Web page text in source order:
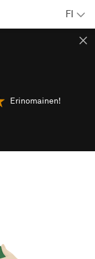
FI
Erinomainen!